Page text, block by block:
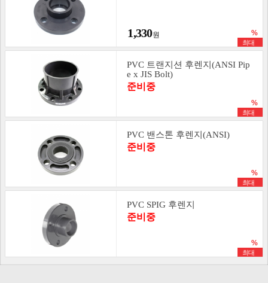
1,330
PVC 트랜지션 후렌지(ANSI Pip
e x JIS Bolt)
준비중
PVC 밴스톤 후렌지(ANSI)
준비중
PVC SPIG 후렌지
준비중